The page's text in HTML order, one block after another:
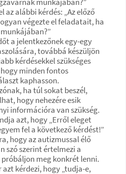
az alábbi kérdés: „Az előző
végezte el feladatait, ha
a jelentkezőnek egy-egy
továbbá készüljön
kérdésekkel szükséges
minden fontos
kaphasson.
ha túl sokat beszél,
hogy nehezére esik
információra van szükség.
azt, hogy „Erről eleget
fel a következő kérdést!”
hogy az autizmussal élő
szó szerint értelmezi a
meg konkrét lenni.
kérdezi, hogy „tudja-e,